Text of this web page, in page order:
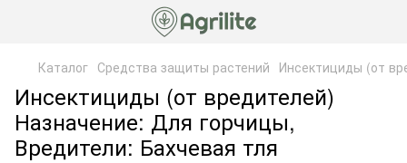
Каталог Средства защиты растений Инсектициды (от
Инсектициды (от вредителей)
Назначение: Для горчицы,
Вредители: Бахчевая тля